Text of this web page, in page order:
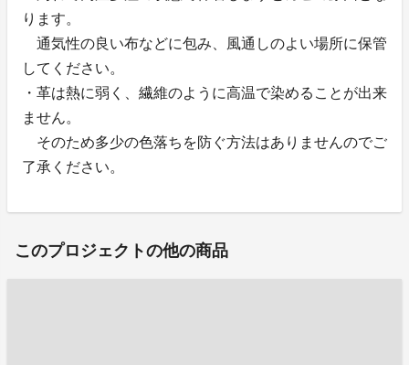
ります。
通気性の良い布などに包み、風通しのよい場所に保管
してください。
・革は熱に弱く、繊維のように高温で染めることが出来
ません。
そのため多少の色落ちを防ぐ方法はありませんのでご
了承ください。
このプロジェクトの他の商品